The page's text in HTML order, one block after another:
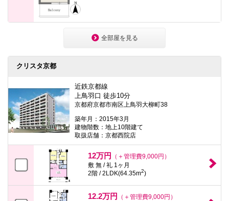
全部屋を見る
クリスタ京都
近鉄京都線
上鳥羽口 徒歩10分
京都府京都市南区上鳥羽大柳町38
築年月：2015年3月
建物階数：地上10階建て
取扱店舗：京都西院店
12万円
（＋管理費9,000円）
敷 無 / 礼 1ヶ月
2階 / 2LDK(64.35m2)
12.2万円
（＋管理費9,000円）